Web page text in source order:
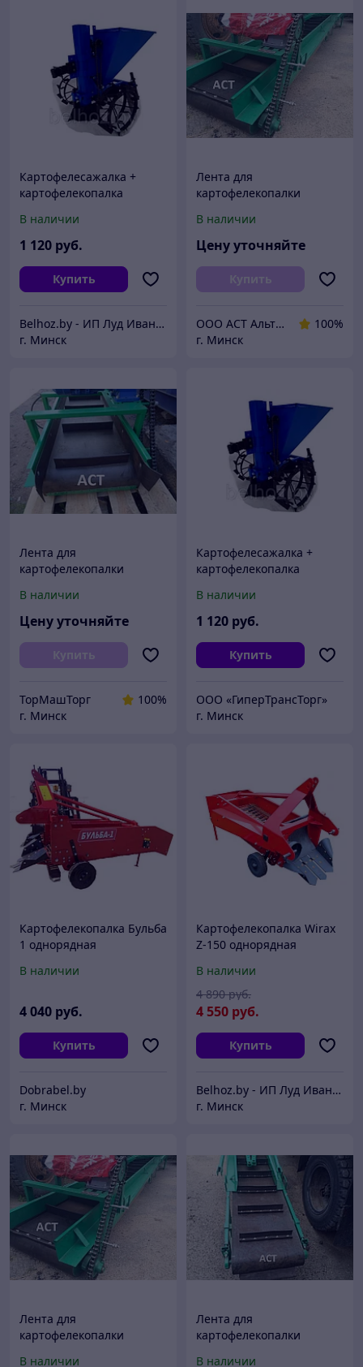
Картофелесажалка +
картофелекопалка
В наличии
1 120 руб.
Купить
Belhoz.by - ИП Луд Иван Григорьевич.
г. Минск
Лента для
картофелекопалки
резиновая ЕР ширина
250 400 500 600 650 800
1000 1200 мм
конвейерная
В наличии
Цену уточняйте
Купить
ООО АСТ АльтернативаСервисТорг
100%
г. Минск
Лента для
картофелекопалки
резиновая ЕР ширина
250 400 500 600 650 800
1000 1200 мм
конвейерная
В наличии
Цену уточняйте
Купить
ТорМашТорг
100%
г. Минск
Картофелесажалка +
картофелекопалка
В наличии
1 120 руб.
Купить
ООО «ГиперТрансТорг»
г. Минск
Картофелекопалка Бульба
1 однорядная
В наличии
4 040 руб.
Купить
Dobrabel.by
г. Минск
Картофелекопалка Wirax
Z-150 однорядная
В наличии
4 550 руб.
4 890 руб.
Купить
Belhoz.by - ИП Луд Иван Григорьевич.
г. Минск
Лента для
картофелекопалки
В наличии
Лента для
картофелекопалки
В наличии